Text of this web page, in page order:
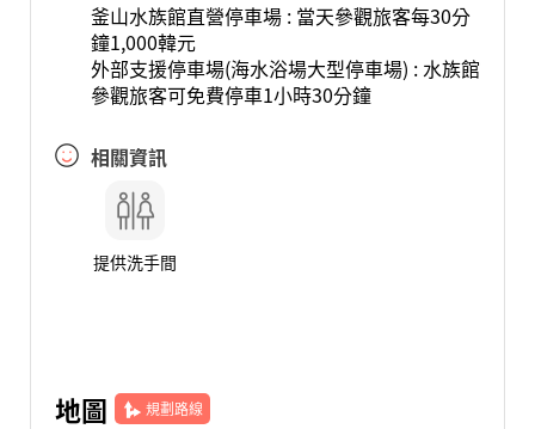
釜山水族館直營停車場 : 當天參觀旅客每30分
鐘1,000韓元
外部支援停車場(海水浴場大型停車場) : 水族館
參觀旅客可免費停車1小時30分鐘
相關資訊
提供洗手間
地圖 規劃路線